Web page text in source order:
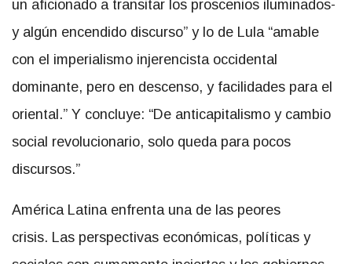
con el imperialismo injerencista occidental
dominante, pero en descenso, y facilidades para el
oriental.” Y concluye: “De anticapitalismo y cambio
social revolucionario, solo queda para pocos
discursos.”
América Latina enfrenta una de las peores
sociales son sumamente inciertas y los gobiernos
progresistas no tienen ni proyecto histórico, ni